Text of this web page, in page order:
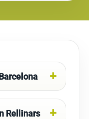
Rellinars